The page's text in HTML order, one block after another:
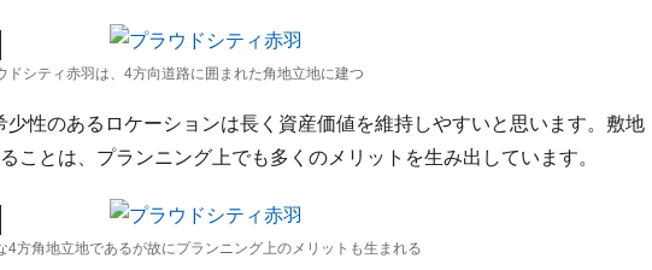
ドシティ赤羽は、4方向道路に囲まれた角地立地に建つ
少性のあるロケーションは長く資産価値を維持しやすいと思います。敷地
ことは、プランニング上でも多くのメリットを生み出しています。
4方角地立地であるが故にプランニング上のメリットも生まれる